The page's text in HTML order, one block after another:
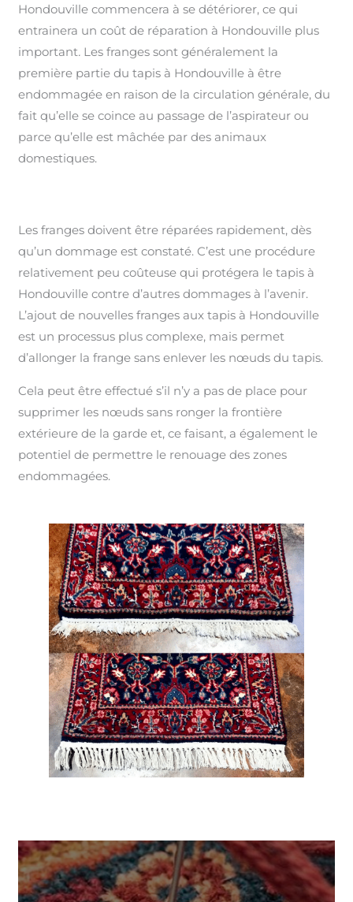
Hondouville commencera à se détériorer, ce qui
entrainera un coût de réparation à Hondouville plus
important. Les franges sont généralement la
première partie du tapis à Hondouville à être
endommagée en raison de la circulation générale, du
fait qu’elle se coince au passage de l’aspirateur ou
parce qu’elle est mâchée par des animaux
domestiques.
Les franges doivent être réparées rapidement, dès
qu’un dommage est constaté. C’est une procédure
relativement peu coûteuse qui protégera le tapis à
Hondouville contre d’autres dommages à l’avenir.
L’ajout de nouvelles franges aux tapis à Hondouville
est un processus plus complexe, mais permet
d’allonger la frange sans enlever les nœuds du tapis.
Cela peut être effectué s’il n’y a pas de place pour
supprimer les nœuds sans ronger la frontière
extérieure de la garde et, ce faisant, a également le
potentiel de permettre le renouage des zones
endommagées.